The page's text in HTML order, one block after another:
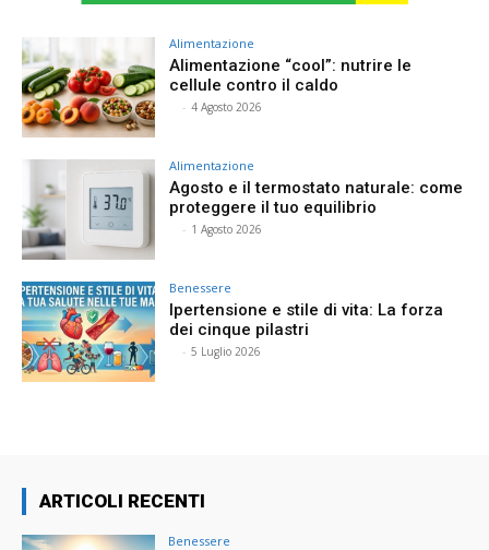
Alimentazione
Alimentazione “cool”: nutrire le
cellule contro il caldo
- 4 Agosto 2026
Alimentazione
Agosto e il termostato naturale: come
proteggere il tuo equilibrio
- 1 Agosto 2026
Benessere
Ipertensione e stile di vita: La forza
dei cinque pilastri
- 5 Luglio 2026
ARTICOLI RECENTI
Benessere